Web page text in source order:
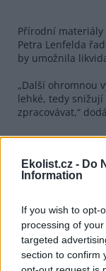
Ekolist.cz - Do
Information
If you wish to opt-
processing of
targeted
section to confirm
Přírodní
Petra Lenfelda
by umožnila
„Další ohromnou
lehké, tedy
zpracovávat,“